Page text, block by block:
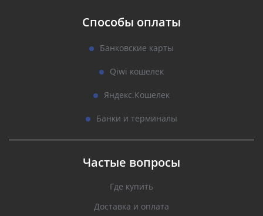
Способы оплаты
Банковские карты
Qiwi кошелек
Яндекс.Кошелек
Банки и терминалы
Частые вопросы
Где купить
Доставка и оплата